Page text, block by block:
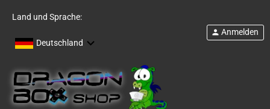
Land und Sprache:
Deutschland
person Anmelden